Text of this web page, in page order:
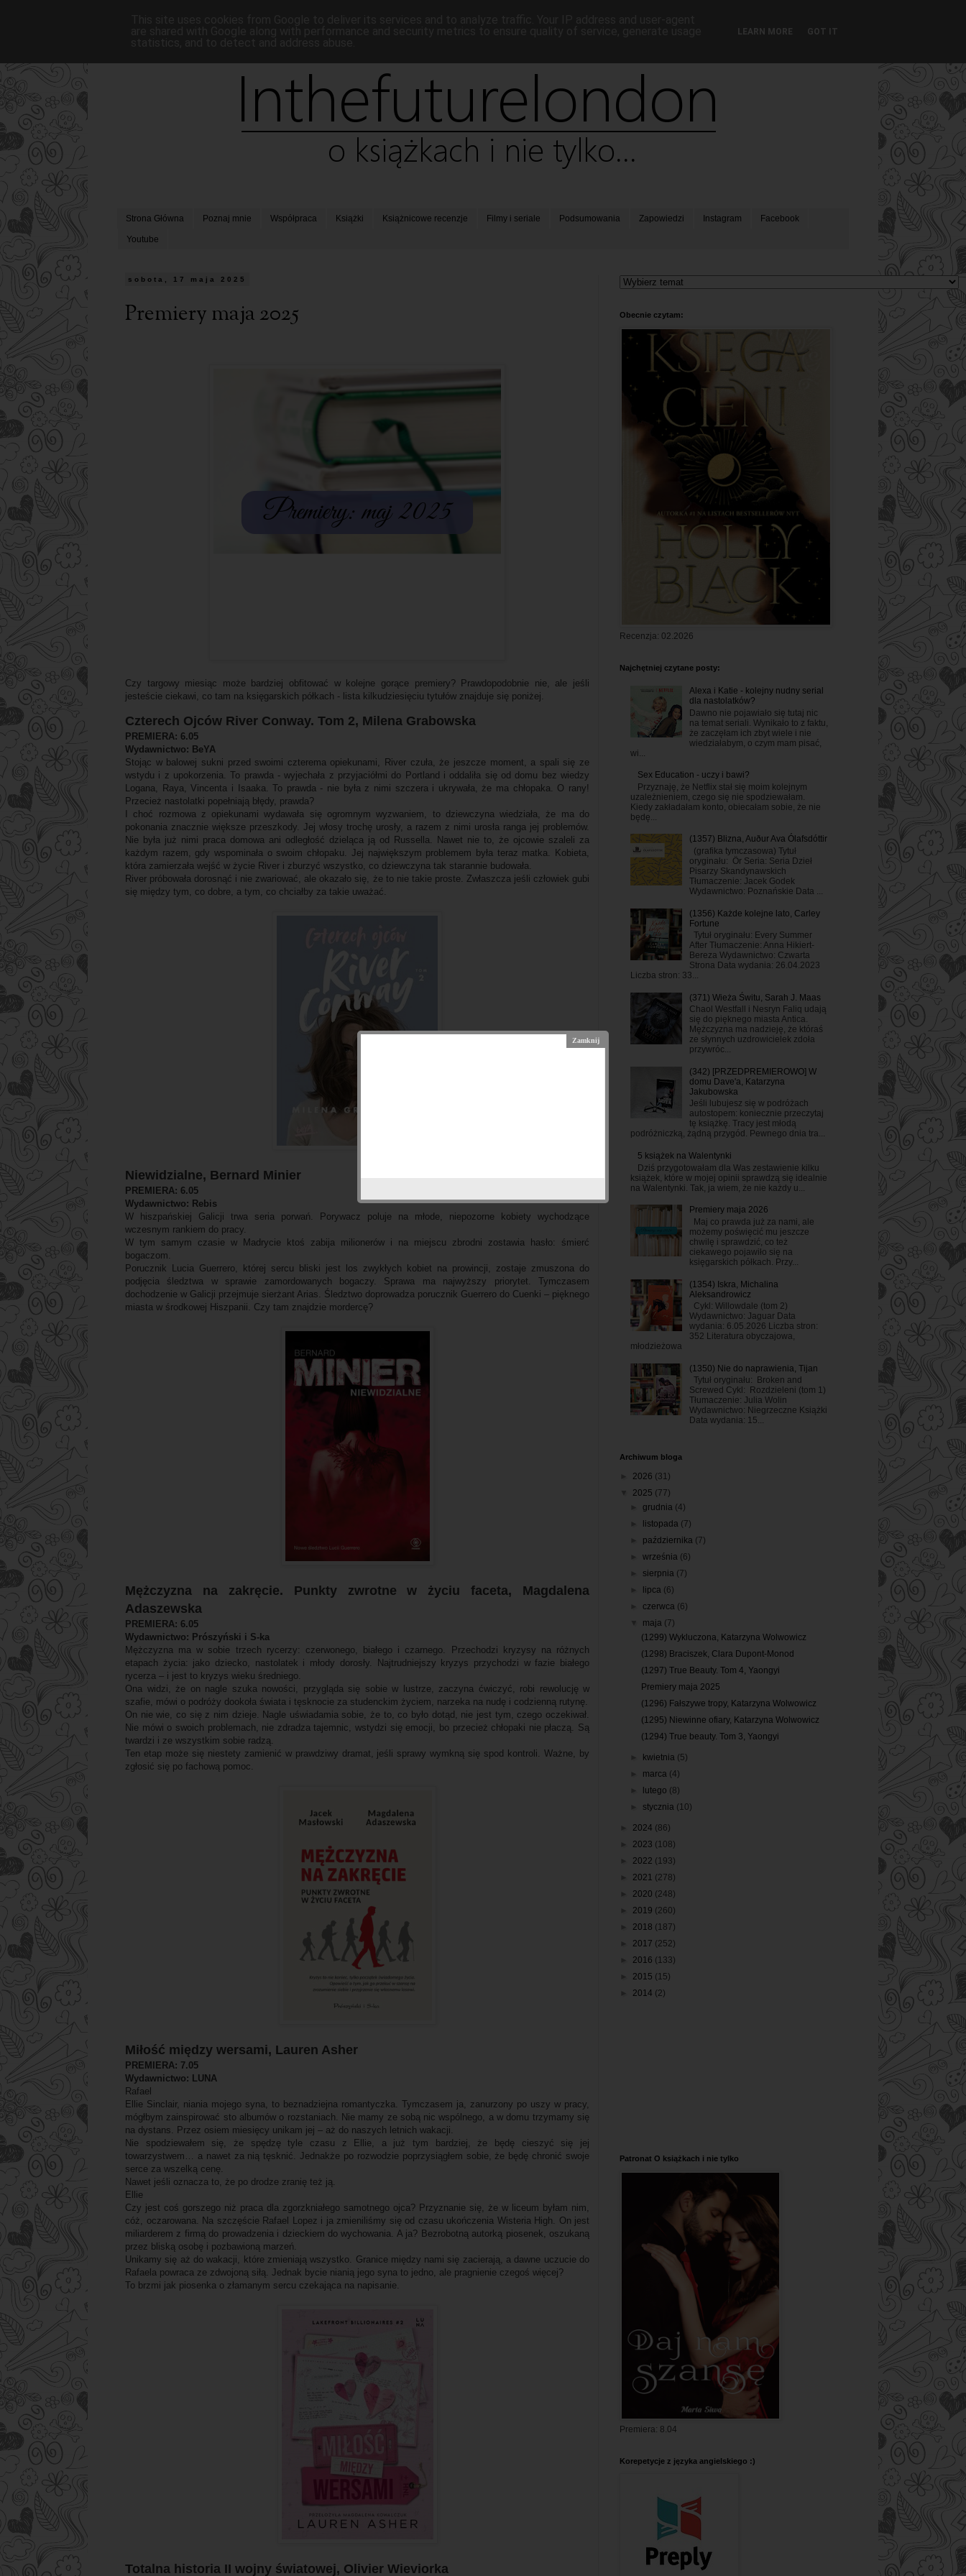
Strona Główna Poznaj mnie Współpraca Książki Książnicowe recenzje Filmy i seriale Podsumowania Zapowiedzi Instagram Facebook
Youtube
sobota, 17 maja 2025
Premiery maja 2025
Czy targowy miesiąc może bardziej obfitować w kolejne gorące premiery? Prawdopodobnie nie, ale jeśli
jesteście ciekawi, co tam na księgarskich półkach - lista kilkudziesięciu tytułów znajduje się poniżej.
Czterech Ojców River Conway. Tom 2, Milena Grabowska
PREMIERA: 6.05
Wydawnictwo: BeYA
Stojąc w balowej sukni przed swoimi czterema opiekunami, River czuła, że jeszcze moment, a spali się ze
wstydu i z upokorzenia. To prawda - wyjechała z przyjaciółmi do Portland i oddaliła się od domu bez wiedzy
Logana, Raya, Vincenta i Isaaka. To prawda - nie była z nimi szczera i ukrywała, że ma chłopaka. O rany!
Przecież nastolatki popełniają błędy, prawda?
I choć rozmowa z opiekunami wydawała się ogromnym wyzwaniem, to dziewczyna wiedziała, że ma do
pokonania znacznie większe przeszkody. Jej włosy trochę urosły, a razem z nimi urosła ranga jej problemów.
Nie była już nimi praca domowa ani odległość dzieląca ją od Russella. Nawet nie to, że ojcowie szaleli za
każdym razem, gdy wspominała o swoim chłopaku. Jej największym problemem była teraz matka. Kobieta,
która zamierzała wejść w życie River i zburzyć wszystko, co dziewczyna tak starannie budowała.
River próbowała dorosnąć i nie zwariować, ale okazało się, że to nie takie proste. Zwłaszcza jeśli człowiek gubi
się między tym, co dobre, a tym, co chciałby za takie uważać.
Niewidzialne, Bernard Minier
PREMIERA: 6.05
Wydawnictwo: Rebis
W hiszpańskiej Galicji trwa seria porwań. Porywacz poluje na młode, niepozorne kobiety wychodzące
wczesnym rankiem do pracy.
W tym samym czasie w Madrycie ktoś zabija milionerów i na miejscu zbrodni zostawia hasło: śmierć
bogaczom.
Porucznik Lucia Guerrero, której sercu bliski jest los zwykłych kobiet na prowincji, zostaje zmuszona do
podjęcia śledztwa w sprawie zamordowanych bogaczy. Sprawa ma najwyższy priorytet. Tymczasem
dochodzenie w Galicji przejmuje sierżant Arias. Śledztwo doprowadza porucznik Guerrero do Cuenki – pięknego
miasta w środkowej Hiszpanii. Czy tam znajdzie mordercę?
Mężczyzna na zakręcie. Punkty zwrotne w życiu faceta, Magdalena
Adaszewska
PREMIERA: 6.05
Wydawnictwo: Prószyński i S-ka
Mężczyzna ma w sobie trzech rycerzy: czerwonego, białego i czarnego. Przechodzi kryzysy na różnych
etapach życia: jako dziecko, nastolatek i młody dorosły. Najtrudniejszy kryzys przychodzi w fazie białego
rycerza – i jest to kryzys wieku średniego.
Ona widzi, że on nagle szuka nowości, przygląda się sobie w lustrze, zaczyna ćwiczyć, robi rewolucję w
szafie, mówi o podróży dookoła świata i tęsknocie za studenckim życiem, narzeka na nudę i codzienną rutynę.
On nie wie, co się z nim dzieje. Nagle uświadamia sobie, że to, co było dotąd, nie jest tym, czego oczekiwał.
Nie mówi o swoich problemach, nie zdradza tajemnic, wstydzi się emocji, bo przecież chłopaki nie płaczą. Są
twardzi i ze wszystkim sobie radzą.
Ten etap może się niestety zamienić w prawdziwy dramat, jeśli sprawy wymkną się spod kontroli. Ważne, by
zgłosić się po fachową pomoc.
Miłość między wersami, Lauren Asher
PREMIERA: 7.05
Wydawnictwo: LUNA
Rafael
Ellie Sinclair, niania mojego syna, to beznadziejna romantyczka. Tymczasem ja, zanurzony po uszy w pracy,
mógłbym zainspirować sto albumów o rozstaniach. Nie mamy ze sobą nic wspólnego, a w domu trzymamy się
na dystans. Przez osiem miesięcy unikam jej – aż do naszych letnich wakacji.
Nie spodziewałem się, że spędzę tyle czasu z Ellie, a już tym bardziej, że będę cieszyć się jej
towarzystwem… a nawet za nią tęsknić. Jednakże po rozwodzie poprzysiągłem sobie, że będę chronić swoje
serce za wszelką cenę.
Nawet jeśli oznacza to, że po drodze zranię też ją.
Ellie
Czy jest coś gorszego niż praca dla zgorzkniałego samotnego ojca? Przyznanie się, że w liceum byłam nim,
cóż, oczarowana. Na szczęście Rafael Lopez i ja zmieniliśmy się od czasu ukończenia Wisteria High. On jest
miliarderem z firmą do prowadzenia i dzieckiem do wychowania. A ja? Bezrobotną autorką piosenek, oszukaną
przez bliską osobę i pozbawioną marzeń.
Unikamy się aż do wakacji, które zmieniają wszystko. Granice między nami się zacierają, a dawne uczucie do
Rafaela powraca ze zdwojoną siłą. Jednak bycie nianią jego syna to jedno, ale pragnienie czegoś więcej?
To brzmi jak piosenka o złamanym sercu czekająca na napisanie.
Totalna historia II wojny światowej, Olivier Wieviorka
Obecnie czytam:
Recenzja: 02.2026
Najchętniej czytane posty:
Alexa i Katie - kolejny nudny serial
dla nastolatków?
Dawno nie pojawiało się tutaj nic
na temat seriali. Wynikało to z faktu,
że zaczęłam ich zbyt wiele i nie
wiedziałabym, o czym mam pisać,
wi...
Sex Education - uczy i bawi?
Przyznaję, że Netflix stał się moim kolejnym
uzależnieniem, czego się nie spodziewałam.
Kiedy zakładałam konto, obiecałam sobie, że nie
będę...
(1357) Blizna, Auður Ava Ólafsdóttir
(grafika tymczasowa) Tytuł
oryginału: Ör Seria: Seria Dzieł
Pisarzy Skandynawskich
Tłumaczenie: Jacek Godek
Wydawnictwo: Poznańskie Data ...
(1356) Każde kolejne lato, Carley
Fortune
Tytuł oryginału: Every Summer
After Tłumaczenie: Anna Hikiert-
Bereza Wydawnictwo: Czwarta
Strona Data wydania: 26.04.2023
Liczba stron: 33...
(371) Wieża Świtu, Sarah J. Maas
Chaol Westfall i Nesryn Faliq udają
się do pięknego miasta Antica.
Mężczyzna ma nadzieję, że któraś
ze słynnych uzdrowicielek zdoła
przywróc...
(342) [PRZEDPREMIEROWO] W
domu Dave'a, Katarzyna
Jakubowska
Jeśli lubujesz się w podróżach
autostopem: koniecznie przeczytaj
tę książkę. Tracy jest młodą
podróżniczką, żądną przygód. Pewnego dnia tra...
5 książek na Walentynki
Dziś przygotowałam dla Was zestawienie kilku
książek, które w mojej opinii sprawdzą się idealnie
na Walentynki. Tak, ja wiem, że nie każdy u...
Premiery maja 2026
Maj co prawda już za nami, ale
możemy poświęcić mu jeszcze
chwilę i sprawdzić, co też
ciekawego pojawiło się na
księgarskich półkach. Przy...
(1354) Iskra, Michalina
Aleksandrowicz
Cykl: Willowdale (tom 2)
Wydawnictwo: Jaguar Data
wydania: 6.05.2026 Liczba stron:
352 Literatura obyczajowa,
młodzieżowa
(1350) Nie do naprawienia, Tijan
Tytuł oryginału: Broken and
Screwed Cykl: Rozdzieleni (tom 1)
Tłumaczenie: Julia Wolin
Wydawnictwo: Niegrzeczne Książki
Data wydania: 15...
Archiwum bloga
2026 (31)
2025 (77)
►grudnia (4)
listopada (7)
października (7)
►września (6)
sierpnia (7)
lipca (6)
►czerwca (6)
maja (7)
(1299) Wykluczona, Katarzyna Wolwowicz
(1298) Braciszek, Clara Dupont-Monod
(1297) True Beauty. Tom 4, Yaongyi
Premiery maja 2025
(1296) Fałszywe tropy, Katarzyna Wolwowicz
(1295) Niewinne ofiary, Katarzyna Wolwowicz
(1294) True beauty. Tom 3, Yaongyi
kwietnia (5)
marca (4)
lutego (8)
stycznia (10)
2024 (86)
2023 (108)
2022 (193)
2021 (278)
2020 (248)
2019 (260)
2018 (187)
2017 (252)
2016 (133)
2015 (15)
2014 (2)
Patronat O książkach i nie tylko
Premiera: 8.04
Korepetycje z języka angielskiego :)
LEARN MORE GOT IT